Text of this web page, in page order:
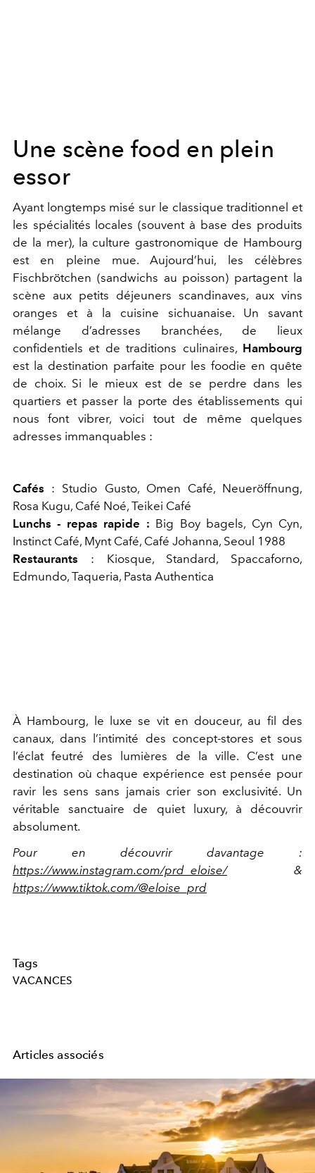
Une scène food en plein
essor
Ayant longtemps misé sur le classique traditionnel et
les spécialités locales (souvent à base des produits
de la mer), la culture gastronomique de Hambourg
est en pleine mue. Aujourd’hui, les célèbres
Fischbrötchen (sandwichs au poisson) partagent la
scène aux petits déjeuners scandinaves, aux vins
oranges et à la cuisine sichuanaise. Un savant
mélange d’adresses branchées, de lieux
confidentiels et de traditions culinaires, Hambourg
est la destination parfaite pour les foodie en quête
de choix. Si le mieux est de se perdre dans les
quartiers et passer la porte des établissements qui
nous font vibrer, voici tout de même quelques
adresses immanquables :
Cafés : Studio Gusto, Omen Café, Neueröffnung,
Rosa Kugu, Café Noé, Teikei Café
Lunchs - repas rapide : Big Boy bagels, Cyn Cyn,
Instinct Café, Mynt Café, Café Johanna, Seoul 1988
Restaurants : Kiosque, Standard, Spaccaforno,
Edmundo, Taqueria, Pasta Authentica
À Hambourg, le luxe se vit en douceur, au fil des
canaux, dans l’intimité des concept-stores et sous
l’éclat feutré des lumières de la ville. C’est une
destination où chaque expérience est pensée pour
ravir les sens sans jamais crier son exclusivité. Un
véritable sanctuaire de quiet luxury, à découvrir
absolument.
Pour en découvrir davantage :
https://www.instagram.com/prd_eloise/&
https://www.tiktok.com/@eloise_prd
Tags
VACANCES
Articles associés